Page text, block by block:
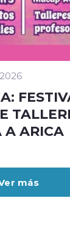
más
A ARICA